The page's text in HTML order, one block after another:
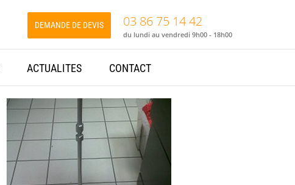
03 86 75 14 42
du lundi au vendredi 9h00 - 18h00
DEMANDE DE DEVIS
ACTUALITES CONTACT